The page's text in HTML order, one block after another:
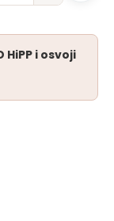
HiPP i osvoji